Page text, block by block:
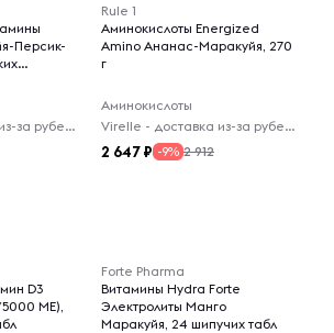
Персик-
Virelle - доставка из-за рубежа
Rule 1
Аминокислоты Energized
Amino Ананас-Маракуйя, 270
г
Аминокислоты
Virelle - доставка из-за рубежа
2 647 -9% 2 912
D3
5000 МЕ),
Forte Pharma
Витамины Hydra Forte
Электролиты Манго
Маракуйя, 24 шипучих табл